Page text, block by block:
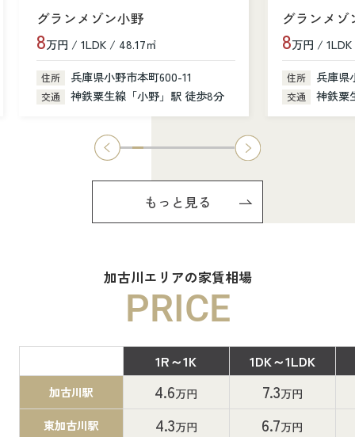
グランメゾン小野
8万円 / 1LDK / 48.17㎡
住所 兵庫県小野市本町600-11
交通 神鉄粟生線「小野」駅 徒歩8分
グランメゾ
8万円 /
住所 兵庫県
交通 神鉄粟
もっと見る
加古川エリアの家賃相場
PRICE
1R～1K 1DK～1LDK
加古川駅 4.6万円 7.3万円
東加古川駅 4.3万円 6.7万円